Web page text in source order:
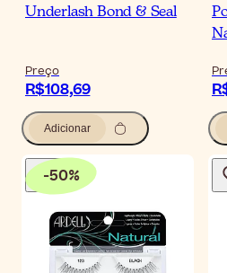
Underlash Bond & Seal
Preço
R$108,69
Adicionar
-50%